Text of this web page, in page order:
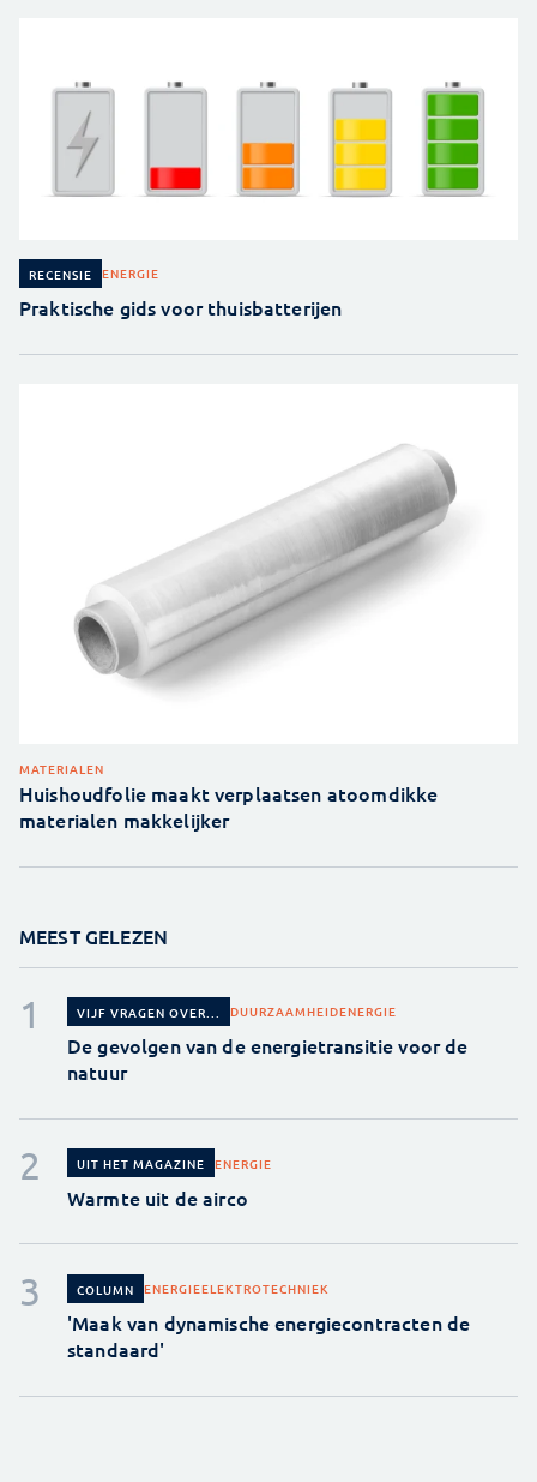
RECENSIE ENERGIE
Praktische gids voor thuisbatterijen
MATERIALEN
Huishoudfolie maakt verplaatsen atoomdikke
materialen makkelijker
MEEST GELEZEN
VIJF VRAGEN OVER... DUURZAAMHEIDENERGIE
De gevolgen van de energietransitie voor de
natuur
UIT HET MAGAZINE ENERGIE
Warmte uit de airco
COLUMN ENERGIEELEKTROTECHNIEK
'Maak van dynamische energiecontracten de
standaard'